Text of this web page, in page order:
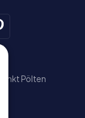
Sankt Pölten